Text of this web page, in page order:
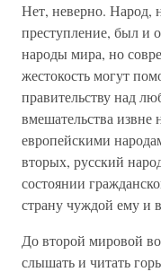
Нет, неверно. Народ,
преступление, был и
народы мира, но
жестокость могут
правительству над
вмешательства извне
европейскими
вторых, русский
состоянии
страну чуждой ему и
До второй мировой
слышать и читать